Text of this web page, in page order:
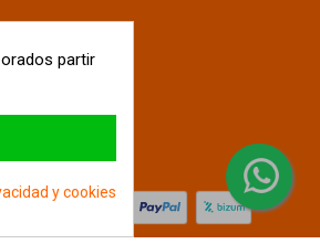
partir
y cookies